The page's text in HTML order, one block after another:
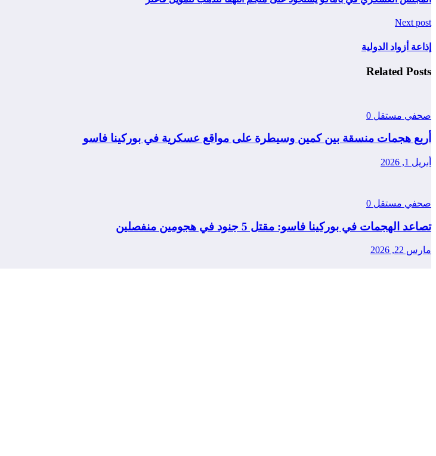
Next post
إذاعة أزواد الدولية
Related Posts
صحفي مستقل 0
أربع هجمات منسقة بين كمين وسيطرة على مواقع عسكرية في بوركينا فاسو
أبريل 1, 2026
صحفي مستقل 0
تصاعد الهجمات في بوركينا فاسو: مقتل 5 جنود في هجومين منفصلين
مارس 22, 2026